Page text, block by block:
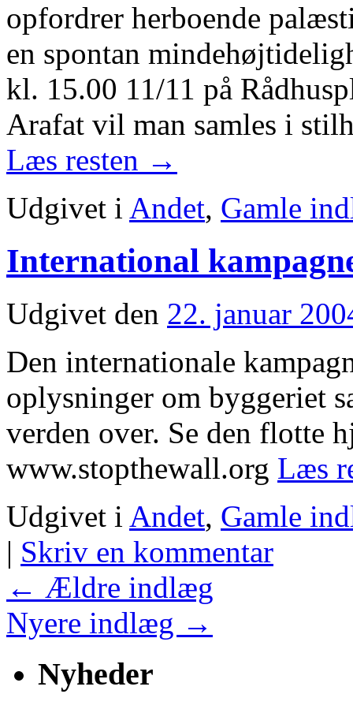
opfordrer herboende
en spontan
kl. 15.00 11/11 på
Arafat vil man samles i
Læs resten →
Udgivet i Andet, Gamle
International
Udgivet den 22. januar
Den internationale
oplysninger om byggeriet
verden over. Se den flotte
www.stopthewall.org Læs
Udgivet i Andet, Gamle
| Skriv en kommentar
← Ældre indlæg
Nyere indlæg →
Nyheder